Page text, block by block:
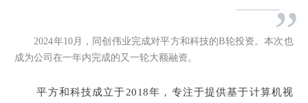
”
2024年10月，同创伟业完成对平方和科技的B轮投资。本次也
成为公司在一年内完成的又一轮大额融资。
平方和科技成立于2018年，专注于提供基于计算机视